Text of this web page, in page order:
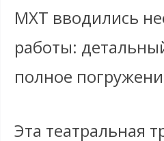
МХТ вводились
работы:
полное
Эта театральная